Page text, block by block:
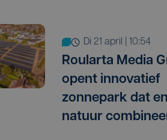
di 21 april | 10:54
Roularta Media
opent innovatief
zonnepark dat
natuur